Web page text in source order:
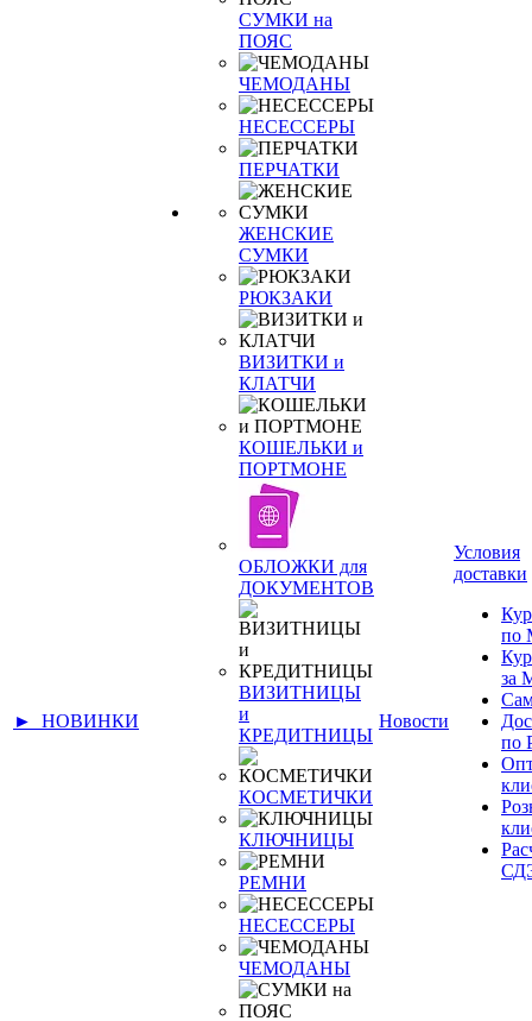
► НОВИНКИ
СУМКИ на
ПОЯС
ЧЕМОДАНЫ
НЕСЕССЕРЫ
ПЕРЧАТКИ
ЖЕНСКИЕ
СУМКИ
РЮКЗАКИ
ВИЗИТКИ и
КЛАТЧИ
КОШЕЛЬКИ и
ПОРТМОНЕ
ОБЛОЖКИ для
ДОКУМЕНТОВ
ВИЗИТНИЦЫ
и
КРЕДИТНИЦЫ
КОСМЕТИЧКИ
КЛЮЧНИЦЫ
РЕМНИ
НЕСЕССЕРЫ
ЧЕМОДАНЫ
Новости
Условия
доставки
по
за
по